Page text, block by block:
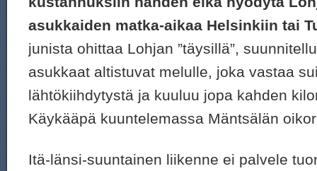
asukkaiden matka-aikaa Helsinkiin tai
junista ohittaa Lohjan ”täysillä”,
asukkaat altistuvat melulle, joka vastaa
lähtökiihdytystä ja kuuluu jopa kahden
Käykääpä kuuntelemassa Mäntsälän
Itä-länsi-suuntainen liikenne ei palvele